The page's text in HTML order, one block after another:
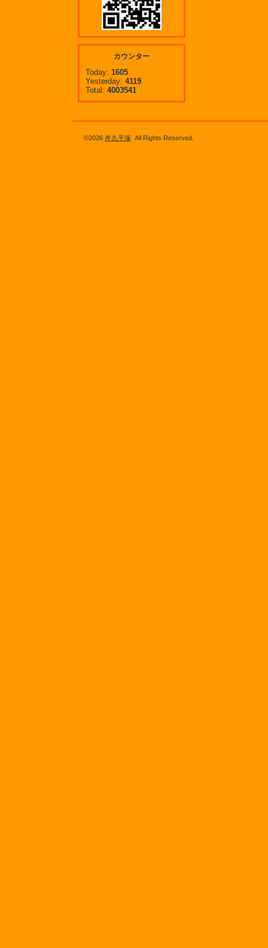
カウンター
Today: 1605
Yesterday: 4119
Total: 4003541
©2026 丼丸平塚 . All Rights Reserved.